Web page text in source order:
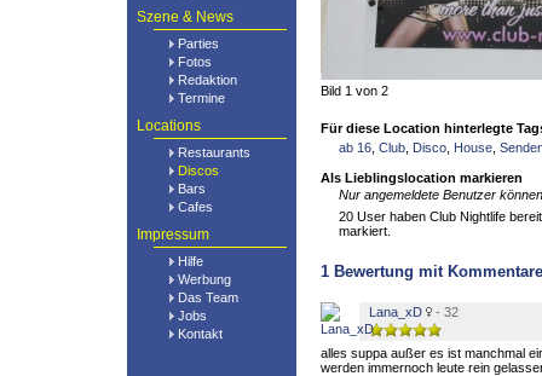
Szene & News
Parties
Fotos
Redaktion
Termine
Locations
Restaurants
Discos
Bars
Cafes
Impressum
Hilfe
Werbung
Das Team
Jobs
Kontakt
Bild 1 von 2
Für diese Location hinterlegte
ab 16 Club Disco House
Als Lieblingslocation markieren
Nur angemeldete Benutzer
20 User haben Club Nightlife
markiert.
1 Bewertung mit
Lana_xD - 32
alles suppa außer es ist manchmal
werden immernoch leute rein